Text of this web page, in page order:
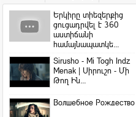
Խորհուրդներ
Հրաշք Աղջիկ
Մտորումներ
4 լավագույն բանջարեղեն կանանց
համար
Հետաքրքիր նյութեր·Gevok
Գնահատի՛ր այն, ինչ ունես…
Խորհուրդներ
Երկիրը տիեզերքից
ցուցադրվել է 360
աստիճանի
համայնապատկե...
Sirusho - Mi Togh Indz
Menak | Սիրուշո - Մի
Թող Ին...
Волшебное Рождество